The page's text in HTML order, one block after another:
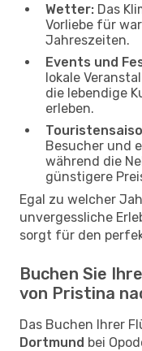
Wetter: Das
Vorliebe für
Jahreszeiten.
Events und
lokale
die lebendige
erleben.
Besucher und
während die
günstigere
Egal zu welcher
unvergessliche
sorgt für den
Buchen Sie
von Pristina
Das Buchen Ihrer
Dortmund bei